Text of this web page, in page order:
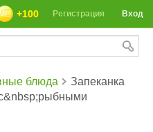
Вход
Регистрация
+100
блюда
Запеканка